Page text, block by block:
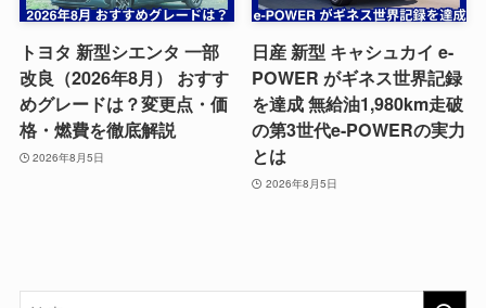
トヨタ 新型シエンタ 一部
改良（2026年8月） おすす
めグレードは？変更点・価
格・燃費を徹底解説
2026年8月5日
日産 新型 キャシュカイ e-
POWER がギネス世界記録
を達成 無給油1,980km走破
の第3世代e-POWERの実力
とは
2026年8月5日